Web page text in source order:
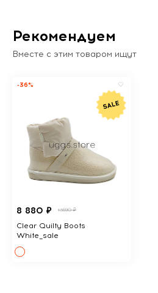
Рекомендуем
Вместе с этим товаром ищут
-36%
8 880 ₽ 13690 ₽
Clear Quilty Boots
White_sale